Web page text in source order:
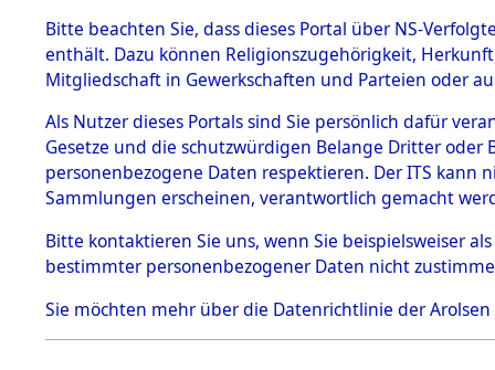
BESTÄNDE
1.
mente
5. Verschiedenes
5.3
Todesmärsche
5.3.1 Alliierte
Erhebungen
zu
Todesmärsch
en
5.3.2
auf dem
vorm
Neustadt
Bitte beachten Sie, dass dieses Portal über NS-
enthält. Dazu können Religionszugehörigkeit,
Mitgliedschaft in Gewerkschaften und Parteien oder
Als Nutzer dieses Portals sind Sie persönlich dafür
Gesetze und die schutzwürdigen Belange Dritter
personenbezogene Daten respektieren. Der ITS
Sammlungen erscheinen, verantwortlich gemacht
Bitte kontaktieren Sie uns, wenn Sie beispielsweiser
bestimmter personenbezogener Daten nicht
Sie möchten mehr über die Datenrichtlinie der Arolsen